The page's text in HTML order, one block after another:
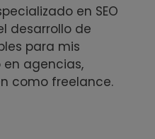
en SEO
desarrollo de
para mis
en agencias,
como freelance.